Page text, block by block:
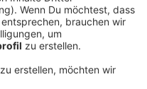
schwieg der
so lange, wie der